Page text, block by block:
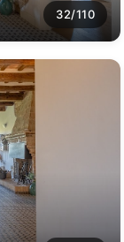
32/110